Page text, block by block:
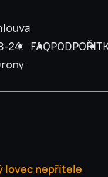
24: FAQPODPOŘIT
lovec nepřítele